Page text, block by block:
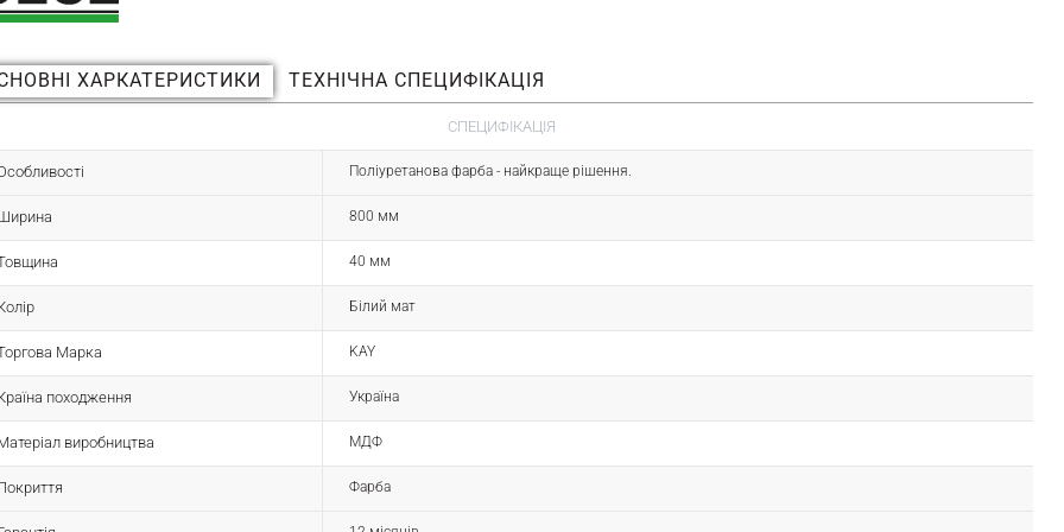
ХАРКАТЕРИСТИКИ ТЕХНІЧНА СПЕЦИФІКАЦІЯ
СПЕЦИФІКАЦІЯ
Поліуретанова фарба - найкраще рішення.
800 мм
40 мм
Білий мат
Марка KAY
походження Україна
виробництва МДФ
Фарба